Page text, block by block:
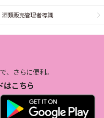
酒類販売管理者標識
、さらに便利。
はこちら